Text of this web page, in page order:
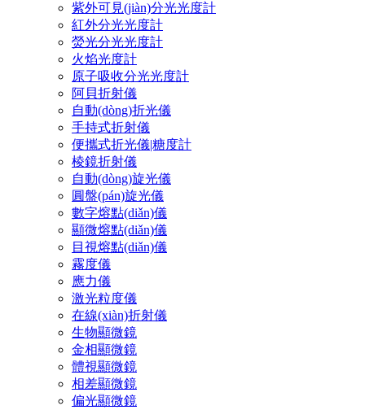
紫外可見(jiàn)分光光度計
紅外分光光度計
熒光分光光度計
火焰光度計
原子吸收分光光度計
阿貝折射儀
自動(dòng)折光儀
手持式折射儀
便攜式折光儀|糖度計
棱鏡折射儀
自動(dòng)旋光儀
圓盤(pán)旋光儀
數字熔點(diǎn)儀
顯微熔點(diǎn)儀
目視熔點(diǎn)儀
霧度儀
應力儀
激光粒度儀
在線(xiàn)折射儀
生物顯微鏡
金相顯微鏡
體視顯微鏡
相差顯微鏡
偏光顯微鏡